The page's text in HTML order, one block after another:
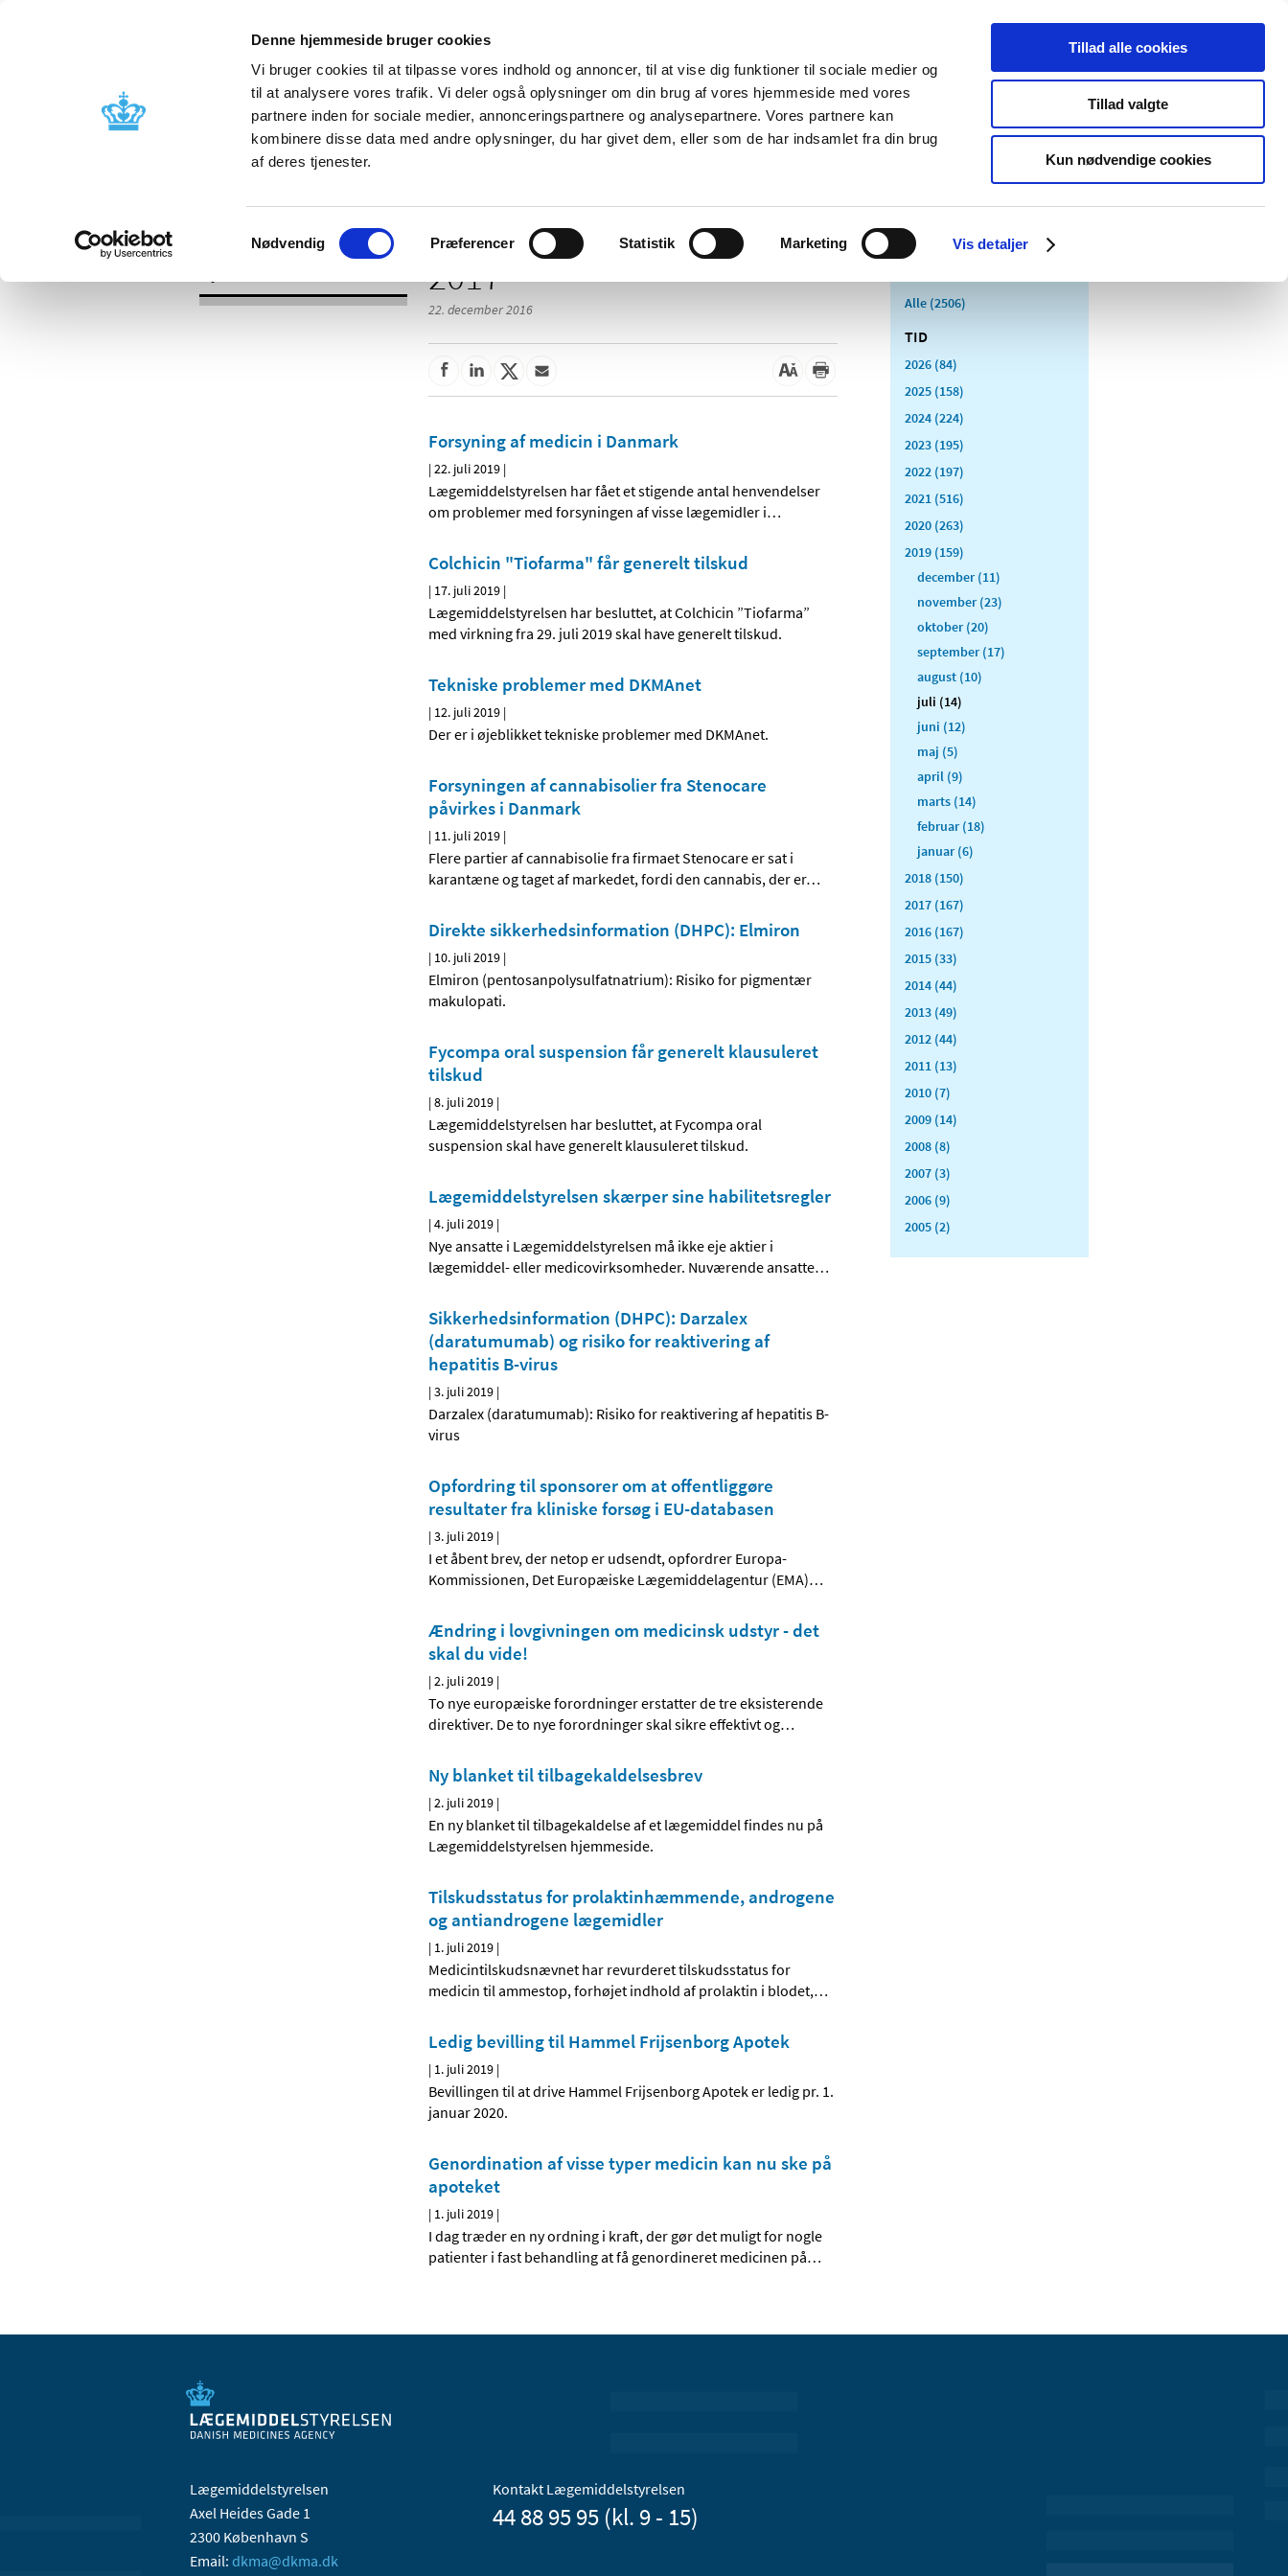
Denne hjemmeside bruger cookies
Vi bruger cookies til at tilpasse vores indhold og annoncer, til at vise dig funktioner til sociale medier og
til at analysere vores trafik. Vi deler også oplysninger om din brug af vores hjemmeside med vores
partnere inden for sociale medier, annonceringspartnere og analysepartnere. Vores partnere kan
kombinere disse data med andre oplysninger, du har givet dem, eller som de har indsamlet fra din brug
af deres tjenester.
Samtykkevalg
Nødvendig Præferencer Statistik Marketing Vis detaljer
Tillad alle cookies
Tillad valgte
Kun nødvendige cookies
Nyheder Om os Kontakt Udgivelser
Godkendelse og
Bivirkninger og
produktinformation
Tilskud og
Apoteker og salg af
Medicinsk
Særlige
produktområder
2017
22. december 2016
Forsyning af medicin i Danmark
|22. juli 2019 |
Lægemiddelstyrelsen har fået et stigende antal henvendelser
om problemer med forsyningen af visse lægemidler i…
Colchicin "Tiofarma" får generelt tilskud
| 17. juli 2019 |
Lægemiddelstyrelsen har besluttet, at Colchicin ”Tiofarma”
med virkning fra 29. juli 2019 skal have generelt tilskud.
Tekniske problemer med DKMAnet
| 12. juli 2019 |
Der er i øjeblikket tekniske problemer med DKMAnet.
Forsyningen af cannabisolier fra Stenocare
påvirkes i Danmark
| 11. juli 2019 |
Flere partier af cannabisolie fra firmaet Stenocare er sat i
karantæne og taget af markedet, fordi den cannabis, der er…
Direkte sikkerhedsinformation (DHPC): Elmiron
| 10. juli 2019 |
Elmiron (pentosanpolysulfatnatrium): Risiko for pigmentær
makulopati.
Fycompa oral suspension får generelt klausuleret
tilskud
|8. juli 2019 |
Lægemiddelstyrelsen har besluttet, at Fycompa oral
suspension skal have generelt klausuleret tilskud.
Lægemiddelstyrelsen skærper sine habilitetsregler
|4. juli 2019 |
Nye ansatte i Lægemiddelstyrelsen må ikke eje aktier i
lægemiddel- eller medicovirksomheder. Nuværende ansatte…
Sikkerhedsinformation (DHPC): Darzalex
(daratumumab) og risiko for reaktivering af
hepatitis B-virus
|3. juli 2019 |
Darzalex (daratumumab): Risiko for reaktivering af hepatitis B-
virus
Opfordring til sponsorer om at offentliggøre
resultater fra kliniske forsøg i EU-databasen
|3. juli 2019 |
I et åbent brev, der netop er udsendt, opfordrer Europa-
Kommissionen, Det Europæiske Lægemiddelagentur (EMA)…
Ændring i lovgivningen om medicinsk udstyr - det
skal du vide!
|2. juli 2019 |
To nye europæiske forordninger erstatter de tre eksisterende
direktiver. De to nye forordninger skal sikre effektivt og…
Ny blanket til tilbagekaldelsesbrev
|2. juli 2019 |
En ny blanket til tilbagekaldelse af et lægemiddel findes nu på
Lægemiddelstyrelsen hjemmeside.
Tilskudsstatus for prolaktinhæmmende, androgene
og antiandrogene lægemidler
| 1. juli 2019 |
Medicintilskudsnævnet har revurderet tilskudsstatus for
medicin til ammestop, forhøjet indhold af prolaktin i blodet,…
Ledig bevilling til Hammel Frijsenborg Apotek
| 1. juli 2019 |
Bevillingen til at drive Hammel Frijsenborg Apotek er ledig pr. 1.
januar 2020.
Genordination af visse typer medicin kan nu ske på
apoteket
| 1. juli 2019 |
I dag træder en ny ordning i kraft, der gør det muligt for nogle
patienter i fast behandling at få genordineret medicinen på…
Alle (2506)
TID
2026 (84)
2025 (158)
2024 (224)
2023 (195)
2022 (197)
2021 (516)
2020 (263)
2019 (159)
december (11)
november (23)
oktober (20)
september (17)
august (10)
juli (14)
juni (12)
maj (5)
april (9)
marts (14)
februar (18)
januar (6)
2018 (150)
2017 (167)
2016 (167)
2015 (33)
2014 (44)
2013 (49)
2012 (44)
2011 (13)
2010 (7)
2009 (14)
2008 (8)
2007 (3)
2006 (9)
2005 (2)
Lægemiddelstyrelsen
Axel Heides Gade 1
2300 København S
Email: dkma@dkma.dk
Kontakt Lægemiddelstyrelsen
44 88 95 95 (kl. 9 - 15)